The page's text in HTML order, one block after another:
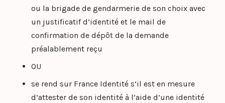
ou la brigade de gendarmerie de son choix avec
un justificatif d’identité et le mail de
confirmation de dépôt de la demande
préalablement reçu
OU
se rend sur France Identité s’il est en mesure
d’attester de son identité à l’aide d’une identité